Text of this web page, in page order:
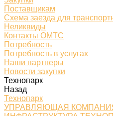
Поставщикам
Схема заезда для
Неликвиды
Контакты ОМТС
Потребность
Потребность в услугах
Наши партнеры
Новости закупки
Технопарк
Назад
Технопарк
УПРАВЛЯЮЩАЯ